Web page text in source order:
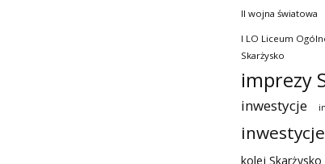
II wojna światowa
I LO Liceum
Skarżysko
imprezy
inwestycje
kolej Skarżysko